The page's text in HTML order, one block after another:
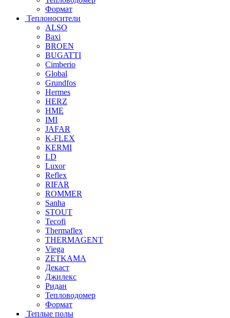
Формат
Теплоносители
ALSO
Baxi
BROEN
BUGATTI
Cimberio
Global
Grundfos
Hermes
HERZ
HME
IMI
JAFAR
K-FLEX
KERMI
LD
Luxor
Reflex
RIFAR
ROMMER
Sanha
STOUT
Tecofi
Thermaflex
THERMAGENT
Viega
ZETKAMA
Декаст
Джилекс
Ридан
Тепловодомер
Формат
Теплые полы